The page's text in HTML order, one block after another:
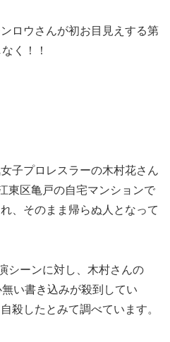
ロウさんが初お目見えする第
く！！
子プロレスラーの木村花さん
東区亀戸の自宅マンションで
、そのまま帰らぬ人となって
シーンに対し、木村さんの
い書き込みが殺到してい
殺したとみて調べています。